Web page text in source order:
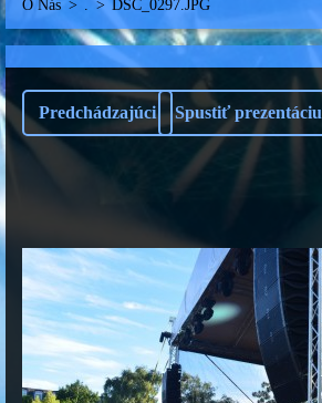
O Nás > > DSC_0297.JPG
Predchádzajúci Spustiť prezentáciu